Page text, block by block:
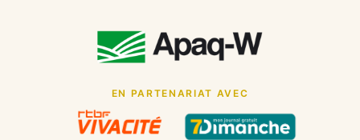
EN PARTENARIAT AVEC